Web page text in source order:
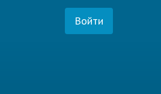
Войти